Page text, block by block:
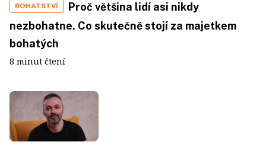
BOHATSTVÍ
Proč většina lidí asi nikdy
nezbohatne. Co skutečně stojí za majetkem
bohatých
8 minut čtení